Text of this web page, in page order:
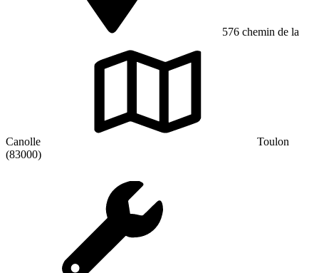
576 chemin de la
Canolle
Toulon
(83000)